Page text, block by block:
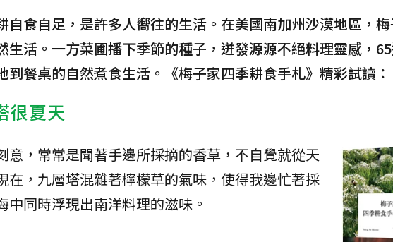
自食自足，是許多人嚮往的生活。在美國南加州沙漠地區，
生活。一方菜圃播下季節的種子，迸發源源不絕料理靈感，
到餐桌的自然煮食生活。《梅子家四季耕食手札》精彩試讀：
很夏天
意，常常是聞著手邊所採摘的香草，不自覺就從天
在，九層塔混雜著檸檬草的氣味，使得我邊忙著採
中同時浮現出南洋料理的滋味。